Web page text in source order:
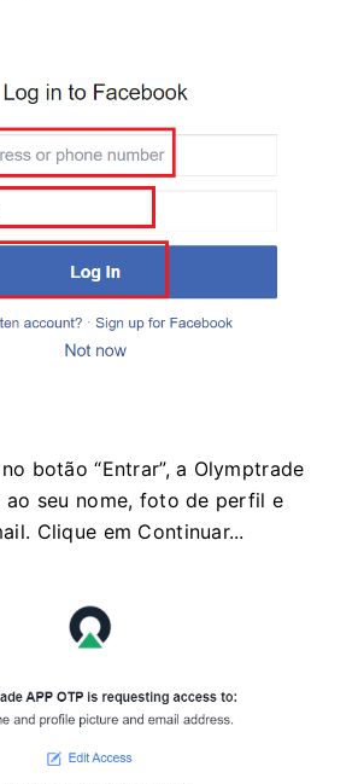
botão “Entrar”, a Olymptrade
ao seu nome, foto de perfil e
Clique em Continuar...